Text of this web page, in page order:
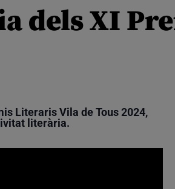
dels XI
Literaris Vila de Tous 2024,
literària.